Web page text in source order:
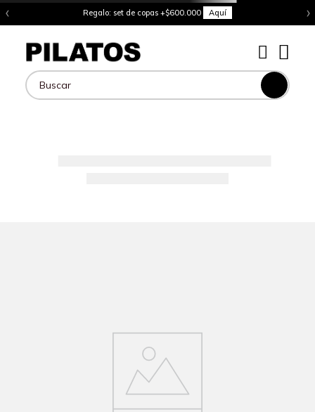
‹ Regalo: set de copas +$600.000 Aquí ›
Buscar